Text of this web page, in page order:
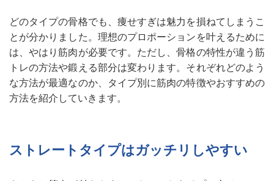
どのタイプの骨格でも、痩せすぎは魅力を損ねてしまうこ
とが分かりました。理想のプロポーションを叶えるために
は、やはり筋肉が必要です。ただし、骨格の特性が違う筋
トレの方法や鍛える部分は変わります。それぞれどのよう
な方法が最適なのか、タイプ別に筋肉の特徴やおすすめの
方法を紹介していきます。
ストレートタイプはガッチリしやすい